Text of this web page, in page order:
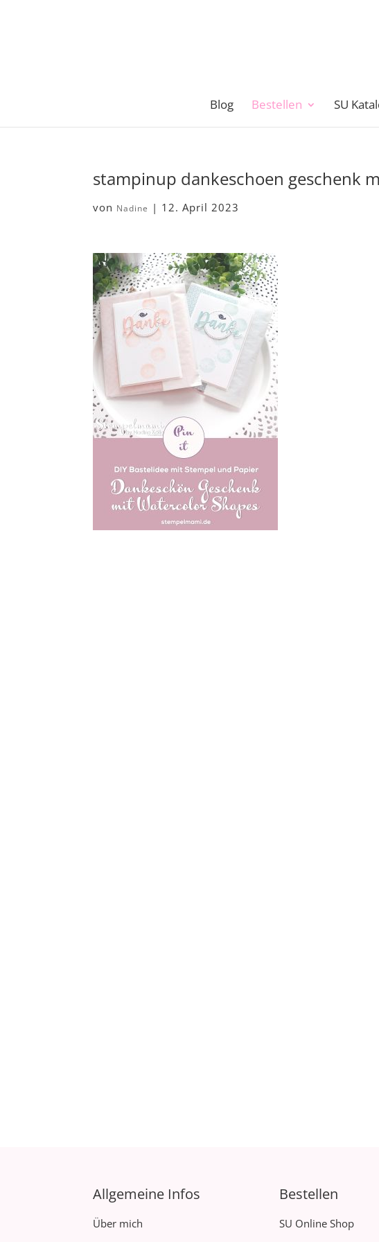
Blog Bestellen SU
stampinup dankeschoen geschenk
von Nadine | 12. April 2023
Allgemeine Infos
Über mich
Bestellen
SU Online Shop